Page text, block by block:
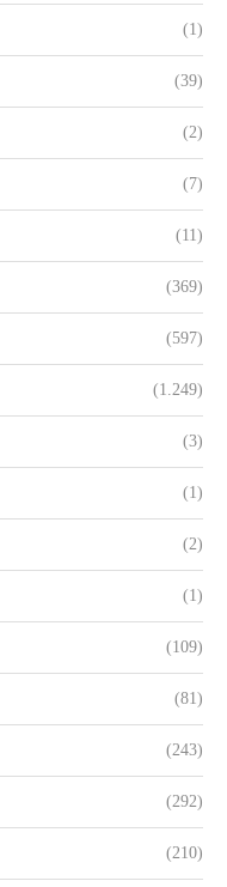
(1)
(39)
(2)
(7)
(11)
(369)
(597)
(1.249)
(3)
(1)
(2)
(1)
(109)
(81)
(243)
(292)
(210)